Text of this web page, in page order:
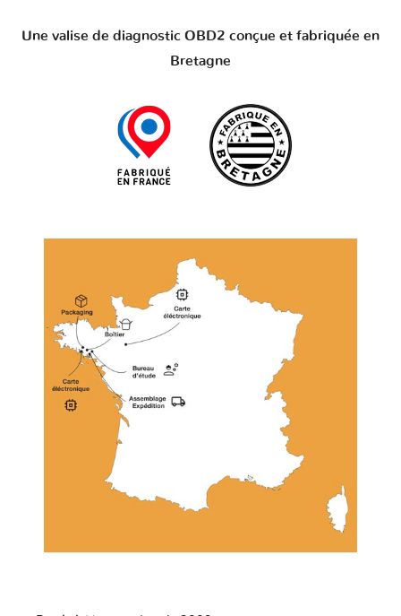
Une valise de diagnostic OBD2 conçue et fabriquée en
Bretagne